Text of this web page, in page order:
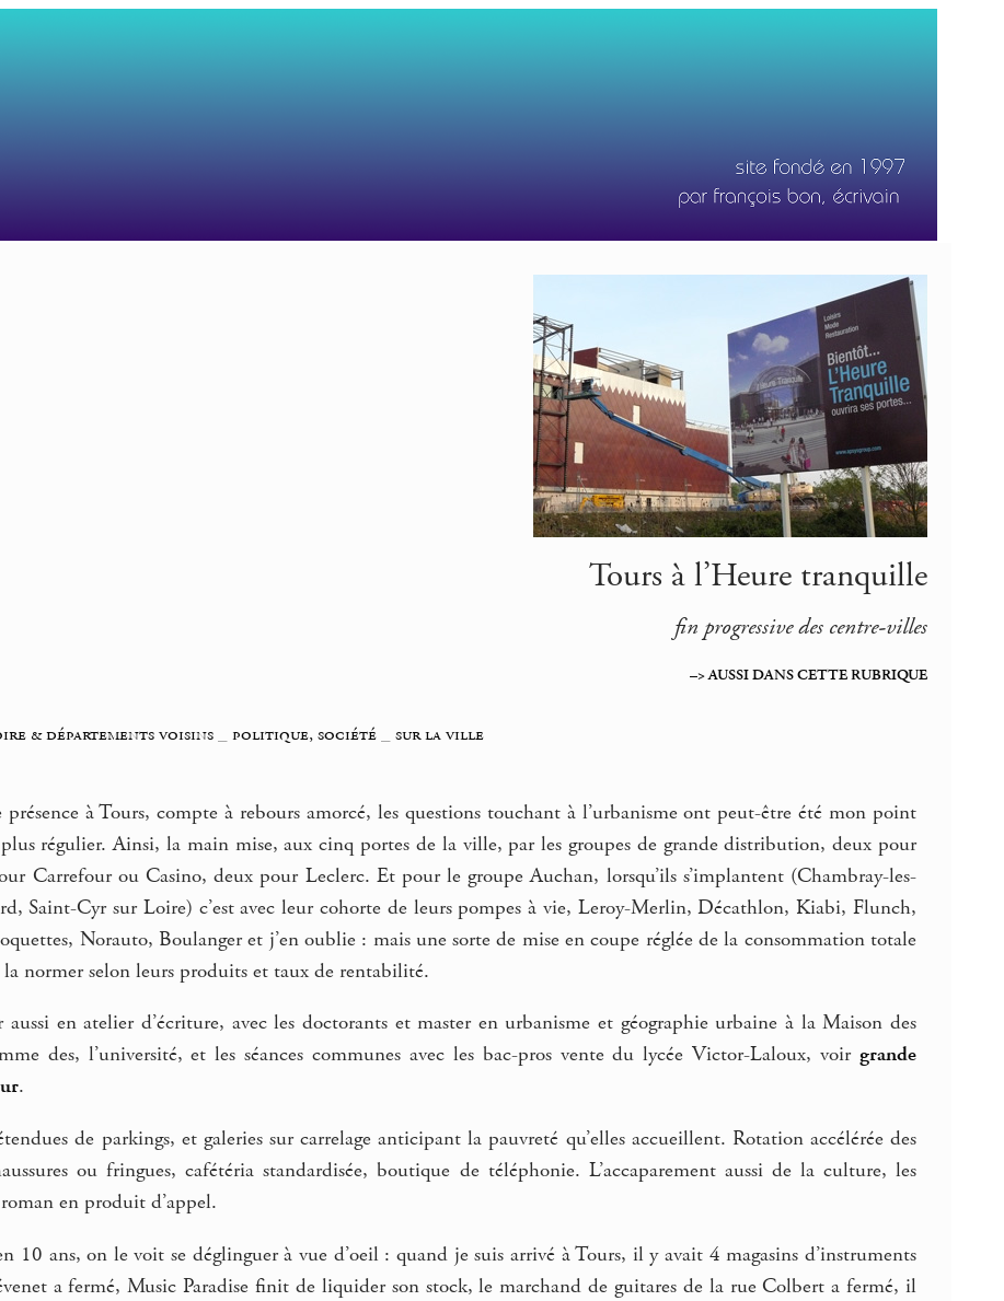
Tours à l’Heure tranquille
fin progressive des centre-villes
–> AUSSI DANS CETTE RUBRIQUE
& départements voisins _politique, société _sur la ville
présence à Tours, compte à rebours amorcé, les questions touchant à l’urbanisme ont peut-être été mon point
plus régulier. Ainsi, la main mise, aux cinq portes de la ville, par les groupes de grande distribution, deux pour
Carrefour ou Casino, deux pour Leclerc. Et pour le groupe Auchan, lorsqu’ils s’implantent (Chambray-les-
Saint-Cyr sur Loire) c’est avec leur cohorte de leurs pompes à vie, Leroy-Merlin, Décathlon, Kiabi, Flunch,
Norauto, Boulanger et j’en oublie : mais une sorte de mise en coupe réglée de la consommation totale
normer selon leurs produits et taux de rentabilité.
aussi en atelier d’écriture, avec les doctorants et master en urbanisme et géographie urbaine à la Maison des
des, l’université, et les séances communes avec les bac-pros vente du lycée Victor-Laloux, voirgrande
.
de parkings, et galeries sur carrelage anticipant la pauvreté qu’elles accueillent. Rotation accélérée des
ou fringues, cafétéria standardisée, boutique de téléphonie. L’accaparement aussi de la culture, les
en produit d’appel.
10 ans, on le voit se déglinguer à vue d’oeil : quand je suis arrivé à Tours, il y avait 4 magasins d’instruments
a fermé, Music Paradise finit de liquider son stock, le marchand de guitares de la rue Colbert a fermé, il